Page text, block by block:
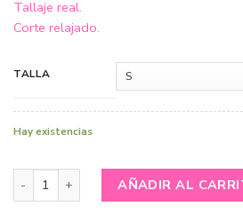
Tallaje real.
Corte relajado.
TALLA
Hay existencias
Camiseta - Papa y Laurel cantidad
AÑADIR AL